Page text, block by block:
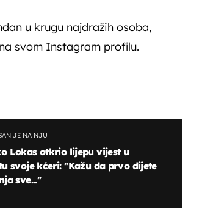
u krugu najdražih osoba,
svom Instagram profilu.
JE NA NJU
Lokas otkrio lijepu vijest u
svoje kćeri: ''Kažu da prvo dijete
sve...''